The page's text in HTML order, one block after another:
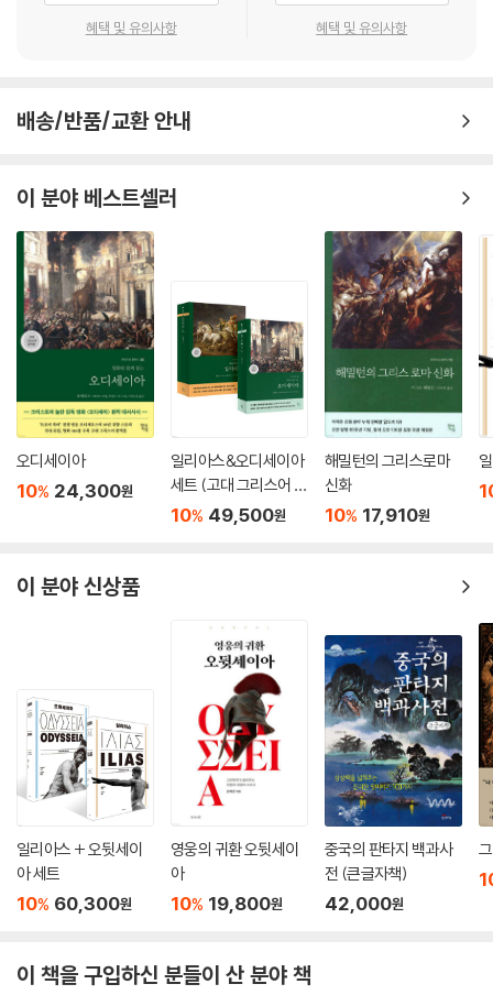
으로 융합하였다는 평가를 받는다. 인문주의에 기반한 르네상스 사조는 기
등 기존의 도식적인 대립 구도에서 벗어나 있다. 또한 중세의 기사도가 무
러니와 풍자의 어조로 인물들을 묘사하여 독자에게 웃음을 주면서도 그들
의 불완전함을 통해 공감과 연민을 이끌어낸다.
세르반테스, 셰익스피어, 보르헤스, 스티븐 킹… 위대한 창작자들이 탐낸
서사
고전 독자부터 창작자까지, 모두를 끌어당기는 ‘이야기의 보고’
제46곡에 달하는 방대한 서사는 세 가지의 핵심 주제를 중심으로 전개된
다. 첫째, 그리스도교 진영과 이슬람 진영 사이의 전쟁. 둘째, 오를란도의
안젤리카에 대한 사랑과 그로 인한 광기. 셋째, 이슬람 진영의 기사 루지에
로와 그리스도교 진영의 기사 브라다만테의 사랑 이야기. 이 세 가지 주제
를 축으로 하면서도 일목요연하게 요약할 수 없을 만큼 수많은 곁가지 에
피소드가 펼쳐진다. 그 안에는 사랑에 미쳐 광란하는 영웅, 욕망에 휘둘리
하며, 사랑, 배신, 음모, 질투, 복수에 이르는 흥미진진하고 파격적인 서사
가 거침없이 박동한다. 더불어 《광란의 오를란도》에는 바다 괴물, 날개 달
린 말, 마법 반지와 투구, 마법사, 마녀 등 현실과 환상의 경계를 지우는 초
자연적인 요소와 경이로운 존재들이 등장하는데, 그로 인해 이 작품은 ‘이
탈리아 환상 문학의 시조’이자 ‘판타지 문학의 고전’이라 평가받기도 한다.
복잡한 미로 속에서 헤매는 느낌이 들 정도로 무수한 에피소드는 끝없이
솟아오르는 이야기의 샘물이라 할 만큼 또 다른 이야기를 탄생시키는 모태
역할을 하는데, 그런 연유로 《광란의 오를란도》는 시대를 초월하여 인류
의 지성들에게 영감의 원천을 제공해왔다. 학자들은 세르반테스와 셰익스
피어의 작품 속 아리오스토의 영향력이 가닿은 요소들을 탐구하며, 갈릴레
이와 볼테르는 이 작품의 일부 구절을 암송할 정도로 열광적인 애독자였다
는 사실이 널리 알려져 있다. 버지니아 울프와 이탈로 칼비노는 일부 캐릭
터와 에피소드를 직접적으로 본인들의 작품에 차용했으며, 호르헤 루이스
야기에 매료되었다. 이처럼 《광란의 오를란도》는 수많은 창작물을 배태한
혜택 및 유의사항 혜택 및 유의사항
배송/반품/교환 안내
이 분야 베스트셀러
오디세이아
10% 24,300원
일리아스&오디세이아
세트 (고대 그리스어 완
역본)
10% 49,500원
해밀턴의 그리스로마
신화
10% 17,910원
이 분야 신상품
일리아스 + 오뒷세이
아 세트
10% 60,300원
영웅의 귀환 오뒷세이
아
10% 19,800원
중국의 판타지 백과사
전 (큰글자책)
42,000원
이 책을 구입하신 분들이 산 분야 책